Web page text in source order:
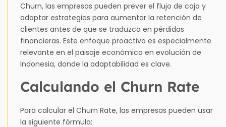
Churn, las empresas pueden prever el flujo de caja y
adaptar estrategias para aumentar la retención de
clientes antes de que se traduzca en pérdidas
financieras. Este enfoque proactivo es especialmente
relevante en el paisaje económico en evolución de
Indonesia, donde la adaptabilidad es clave.
Calculando el Churn Rate
Para calcular el Churn Rate, las empresas pueden usar
la siguiente fórmula: